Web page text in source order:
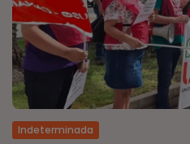
Indeterminada